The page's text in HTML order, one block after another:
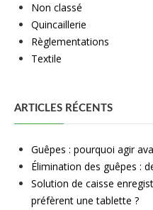
Non classé
Quincaillerie
Règlementations
Textile
ARTICLES RÉCENTS
Guêpes : pourquoi agir
Élimination des guêpes :
Solution de caisse
préfèrent une tablette ?